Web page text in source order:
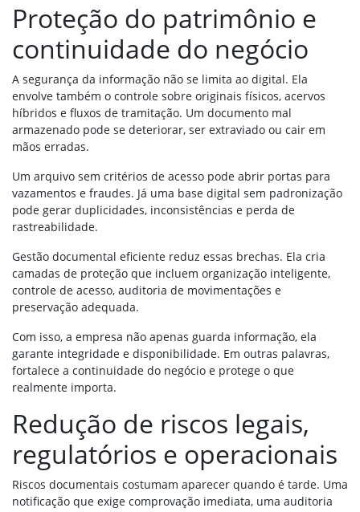
Proteção do patrimônio e
continuidade do negócio
A segurança da informação não se limita ao digital. Ela
envolve também o controle sobre originais físicos, acervos
híbridos e fluxos de tramitação. Um documento mal
armazenado pode se deteriorar, ser extraviado ou cair em
mãos erradas.
Um arquivo sem critérios de acesso pode abrir portas para
vazamentos e fraudes. Já uma base digital sem padronização
pode gerar duplicidades, inconsistências e perda de
rastreabilidade.
Gestão documental eficiente reduz essas brechas. Ela cria
camadas de proteção que incluem organização inteligente,
controle de acesso, auditoria de movimentações e
preservação adequada.
Com isso, a empresa não apenas guarda informação, ela
garante integridade e disponibilidade. Em outras palavras,
fortalece a continuidade do negócio e protege o que
realmente importa.
Redução de riscos legais,
regulatórios e operacionais
Riscos documentais costumam aparecer quando é tarde. Uma
notificação que exige comprovação imediata, uma auditoria